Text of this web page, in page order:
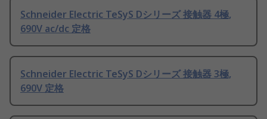
Schneider Electric TeSyS Dシリーズ 接触器 4極,
690V ac/dc 定格
Schneider Electric TeSyS Dシリーズ 接触器 3極,
690V 定格